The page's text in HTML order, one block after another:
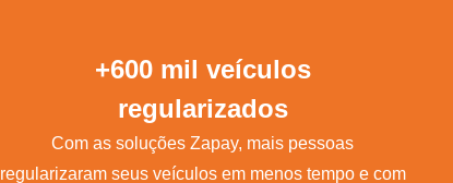
+600 mil veículos
regularizados
Com as soluções Zapay, mais pessoas
regularizaram seus veículos em menos tempo e com